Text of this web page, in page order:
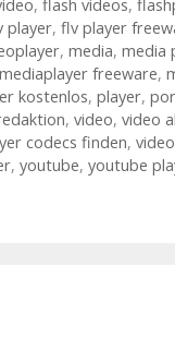
, flash videos,
player, flv player
, media, media
mediaplayer freeware,
kostenlos, player,
, video, video
codecs finden,
, youtube, youtube